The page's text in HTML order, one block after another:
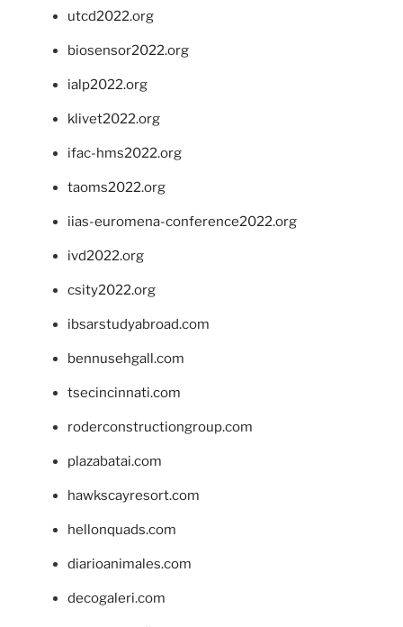
utcd2022.org
biosensor2022.org
ialp2022.org
klivet2022.org
ifac-hms2022.org
taoms2022.org
iias-euromena-conference2022.org
ivd2022.org
csity2022.org
ibsarstudyabroad.com
bennusehgall.com
tsecincinnati.com
roderconstructiongroup.com
plazabatai.com
hawkscayresort.com
hellonquads.com
diarioanimales.com
decogaleri.com